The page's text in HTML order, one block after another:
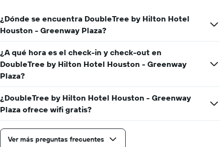
que
indica
el
precio
promedio
de
una
habitación
¿Dónde se encuentra DoubleTree by Hilton Hotel
Houston - Greenway Plaza?
¿A qué hora es el check-in y check-out en
DoubleTree by Hilton Hotel Houston - Greenway
Plaza?
¿DoubleTree by Hilton Hotel Houston - Greenway
Plaza ofrece wifi gratis?
Ver más preguntas frecuentes